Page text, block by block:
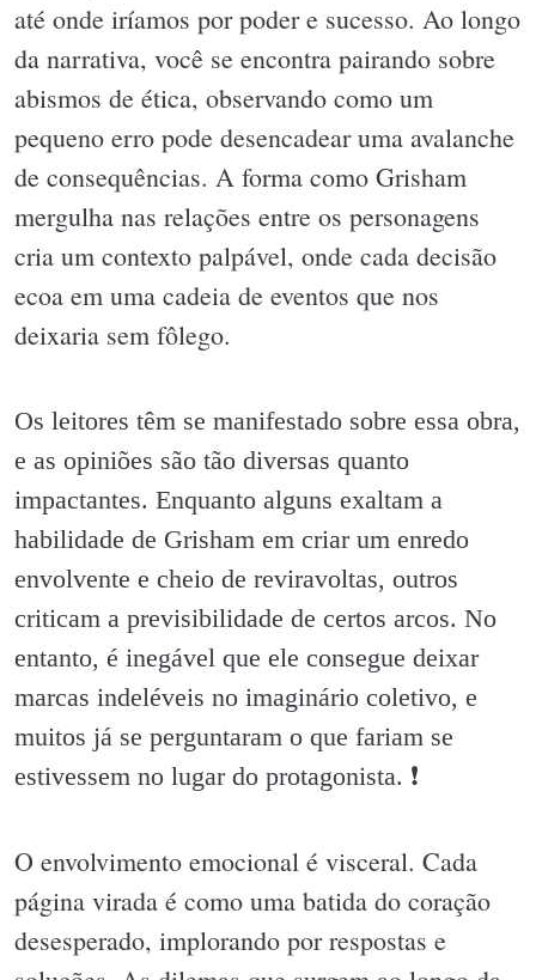
até onde iríamos por poder e sucesso. Ao longo
da narrativa, você se encontra pairando sobre
abismos de ética, observando como um
pequeno erro pode desencadear uma avalanche
de consequências. A forma como Grisham
mergulha nas relações entre os personagens
cria um contexto palpável, onde cada decisão
ecoa em uma cadeia de eventos que nos
deixaria sem fôlego.
Os leitores têm se manifestado sobre essa obra,
e as opiniões são tão diversas quanto
impactantes. Enquanto alguns exaltam a
habilidade de Grisham em criar um enredo
envolvente e cheio de reviravoltas, outros
criticam a previsibilidade de certos arcos. No
entanto, é inegável que ele consegue deixar
marcas indeléveis no imaginário coletivo, e
muitos já se perguntaram o que fariam se
estivessem no lugar do protagonista. ❗️
O envolvimento emocional é visceral. Cada
página virada é como uma batida do coração
desesperado, implorando por respostas e